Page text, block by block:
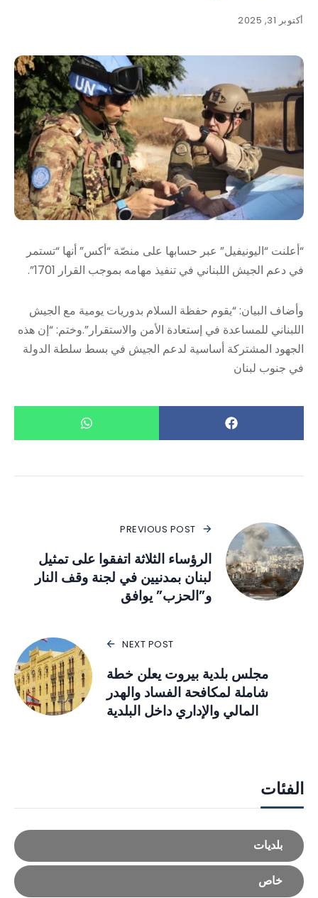
أكتوبر 31, 2025
“أعلنت “اليونيفيل” عبر حسابها على منصّة “أكس” أنها “تستمر
في دعم الجيش اللبناني في تنفيذ مهامه بموجب القرار 1701”.
وأضاف البيان: “يقوم حفظة السلام بدوريات يومية مع الجيش
اللبناني للمساعدة في إستعادة الأمن والاستقرار”.وختم: “إن هذه
الجهود المشتركة أساسية لدعم الجيش في بسط سلطة الدولة
في جنوب لبنان
PREVIOUS POST
الرؤساء الثلاثة اتفقوا على تمثيل
لبنان بمدنيين في لجنة وقف النار
و”الحزب” يوافق
NEXT POST
مجلس بلدية بيروت يعلن خطة
شاملة لمكافحة الفساد والهدر
المالي والإداري داخل البلدية
الفئات
بلديات
خاص